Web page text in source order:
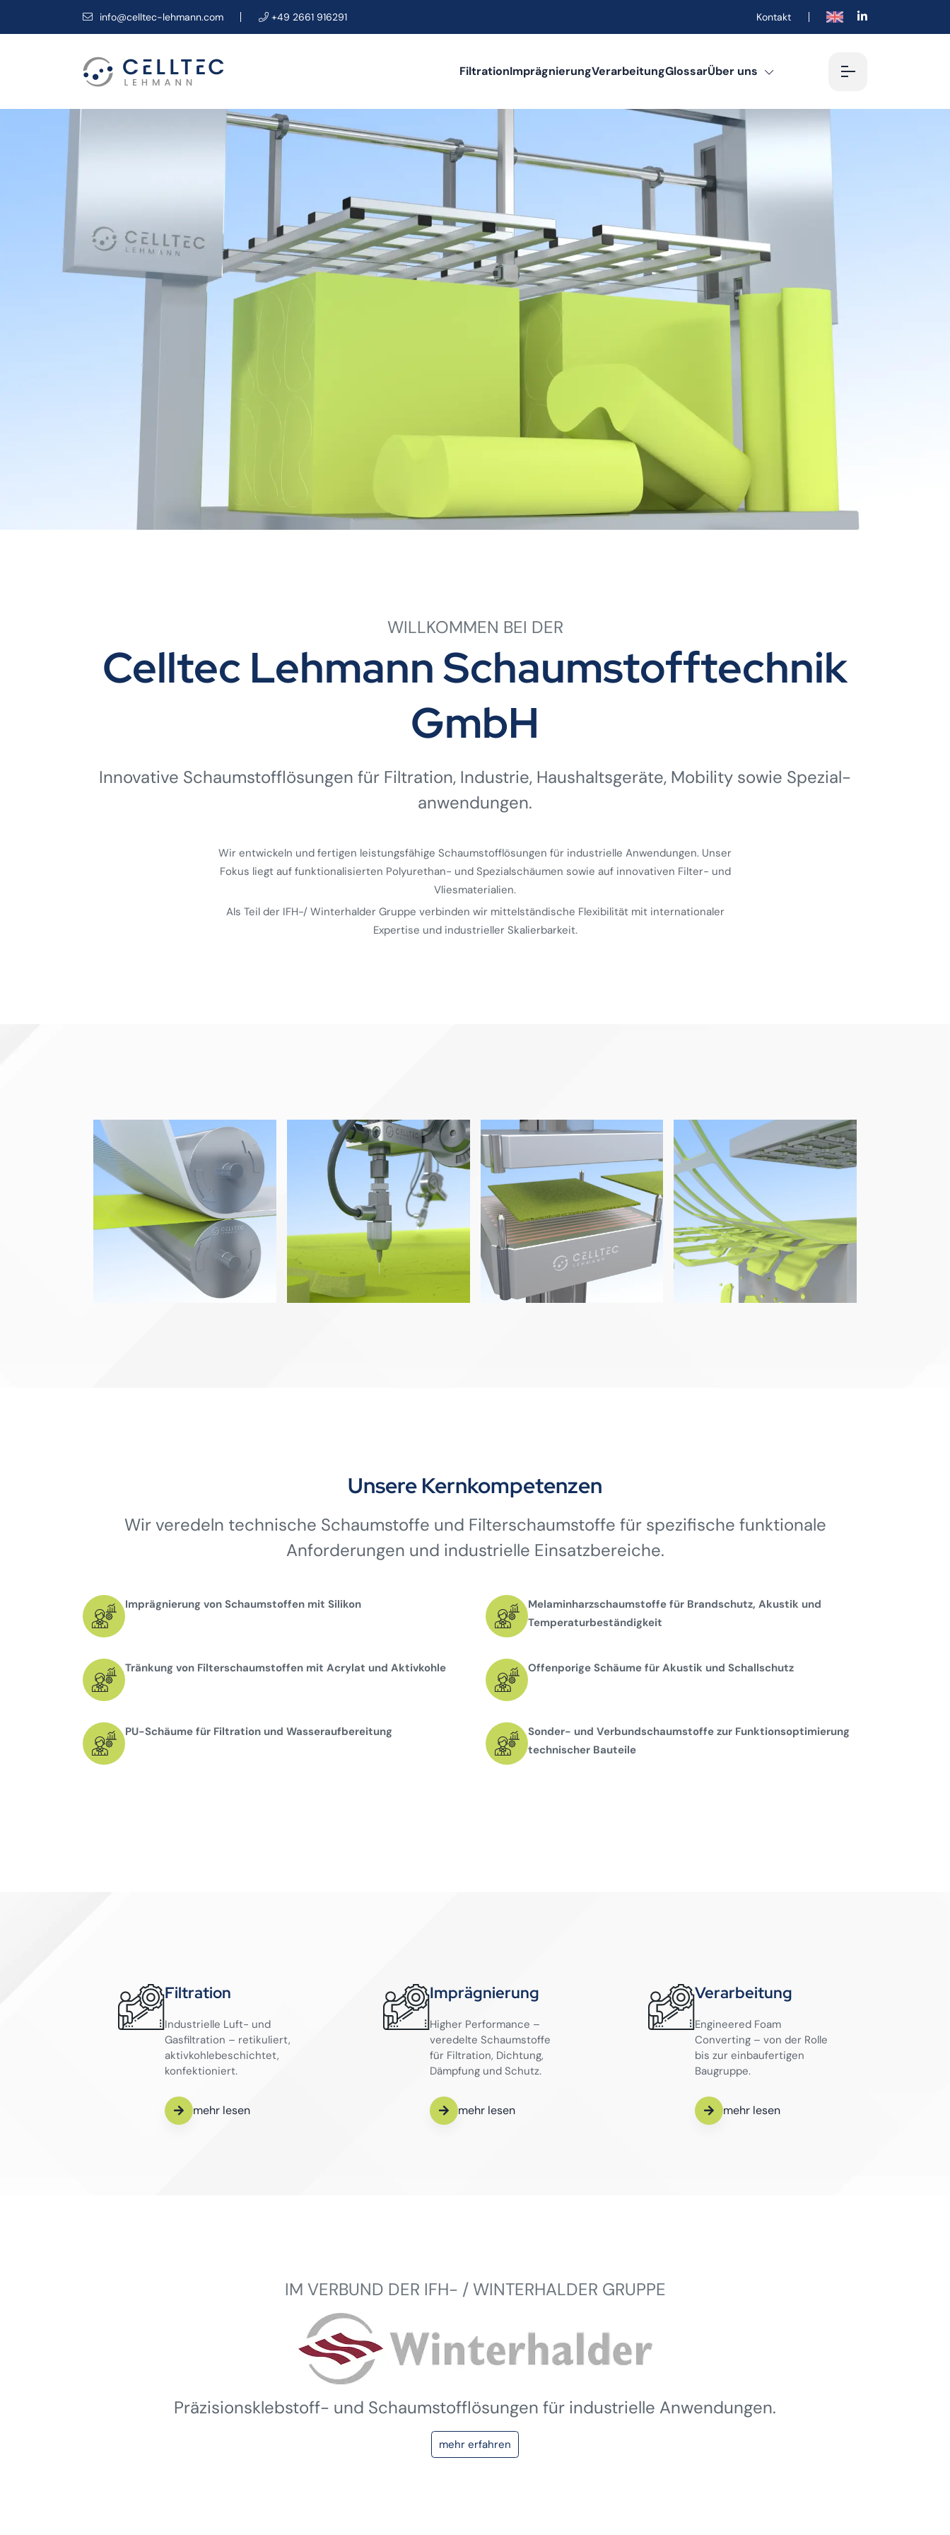
info@celltec-lehmann.com +49 2661 916291 Kontakt
English
FiltrationImprägnierungVerarbeitungGlossarÜber uns
WILLKOMMEN BEI DER
Celltec Lehmann Schaumstofftechnik
GmbH
Innovative Schaumstoff­lösungen für Filtration, Industrie, Haushalts­geräte, Mobility sowie Spezial­
anwendungen.
Wir entwickeln und fertigen leistungsfähige Schaumstofflösungen für industrielle Anwendungen. Unser
Fokus liegt auf funktionalisierten Polyurethan- und Spezialschäumen sowie auf innovativen Filter- und
Vliesmaterialien.
Als Teil der IFH-/ Winterhalder Gruppe verbinden wir mittelständische Flexibilität mit internationaler
Expertise und industrieller Skalierbarkeit.
Unsere Kernkompetenzen
Wir veredeln technische Schaumstoffe und Filterschaumstoffe für spezifische funktionale
Anforderungen und industrielle Einsatzbereiche.
Imprägnierung von Schaumstoffen mit Silikon
Tränkung von Filterschaumstoffen mit Acrylat und Aktivkohle
PU-Schäume für Filtration und Wasseraufbereitung
Melaminharzschaumstoffe für Brandschutz, Akustik und
Temperaturbeständigkeit
Offenporige Schäume für Akustik und Schallschutz
Sonder- und Verbundschaumstoffe zur Funktionsoptimierung
technischer Bauteile
Filtration
Industrielle Luft- und
Gasfiltration – retikuliert,
aktivkohlebeschichtet,
konfektioniert.
mehr lesen
Imprägnierung
Higher Performance –
veredelte Schaumstoffe
für Filtration, Dichtung,
Dämpfung und Schutz.
mehr lesen
Verarbeitung
Engineered Foam
Converting – von der Rolle
bis zur einbaufertigen
Baugruppe.
mehr lesen
IM VERBUND DER IFH- / WINTERHALDER GRUPPE
Präzisionsklebstoff- und Schaumstofflösungen für industrielle Anwendungen.
mehr erfahren